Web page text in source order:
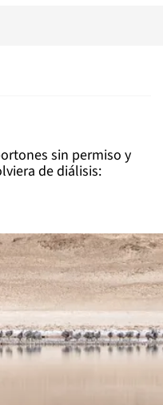
sin permiso y
de diálisis: